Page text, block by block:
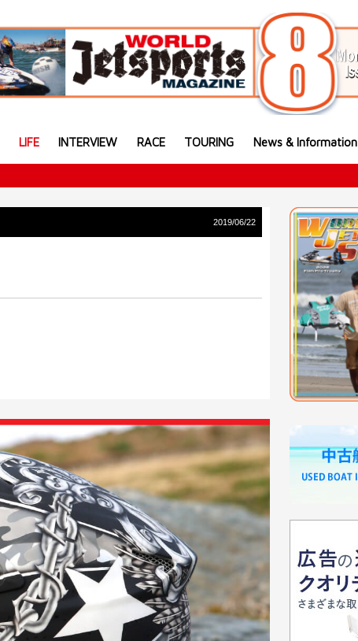
LIFE INTERVIEW RACE TOURING News & Information
2019/06/22